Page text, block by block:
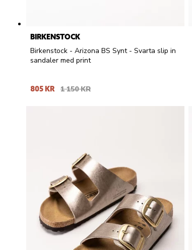
BIRKENSTOCK
Birkenstock - Arizona BS Synt - Svarta slip in
sandaler med print
805 KR 1 150 KR